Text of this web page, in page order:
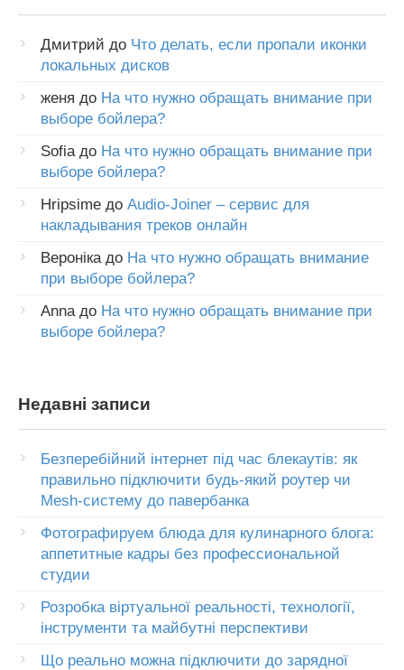
Дмитрий до Что делать, если пропали иконки
локальных дисков
женя до На что нужно обращать внимание при
выборе бойлера?
Sofia до На что нужно обращать внимание при
выборе бойлера?
Hripsime до Audio-Joiner – сервис для
накладывания треков онлайн
Вероніка до На что нужно обращать внимание
при выборе бойлера?
Anna до На что нужно обращать внимание при
выборе бойлера?
Недавні записи
Безперебійний інтернет під час блекаутів: як
правильно підключити будь-який роутер чи
Mesh-систему до павербанка
Фотографируем блюда для кулинарного блога:
аппетитные кадры без профессиональной
студии
Розробка віртуальної реальності, технології,
інструменти та майбутні перспективи
Що реально можна підключити до зарядної